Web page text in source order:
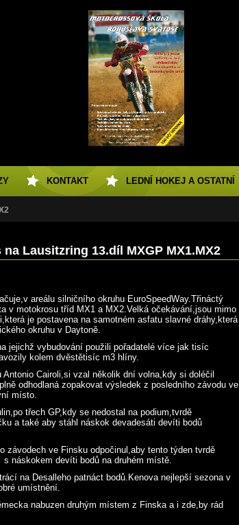
Lausitzring 13.díl MXGP MX1.MX2
areálu silničního okruhu EuroSpeedWay.Třináctý
v motokrosu tříd MX1 a MX2.Velká očekávání,jsou mimo
je postavena na samotném asfatu slavné dráhy,která
okruhu v Daytoně.
jejichž vybudování použili pořadatelé více jak tisíc
kolem dvěstětisíc m3 hlíny.
Antonio Cairoli,si vzal několik dní volna,kdy si doléčil
odhodlaná zopakovat výsledek z posledního závodu ve
místo.
třech GP,kdy se nedostal na podium,tvrdě
a také aby stáhl náskok devadesáti devíti bodů
závodech ve Finsku odpočinul,aby tento týden tvrdě
náskokem devíti bodů na druhém místě.
na Desalleho patnáct bodů.Kenova nejlepší sezona v
umístnění.
nabuzen druhým místem z Finska a i zde,by rád
KONTAKT LEDNÍ HOKEJ A OSTATNÍ